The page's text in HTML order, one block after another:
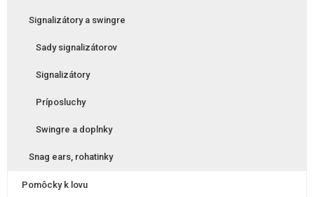
Signalizátory a swingre
Sady signalizátorov
Signalizátory
Príposluchy
Swingre a doplnky
Snag ears, rohatinky
Pomôcky k lovu